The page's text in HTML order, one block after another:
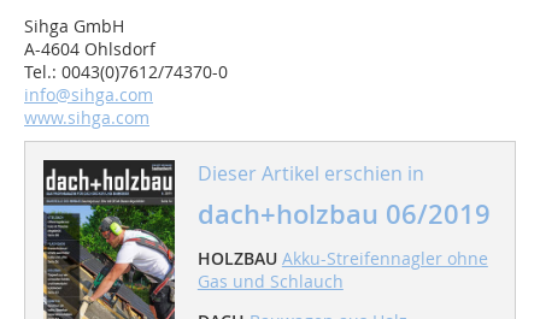
Sihga GmbH
A-4604 Ohlsdorf
Tel.: 0043(0)7612/74370-0
info@sihga.com
www.sihga.com
Dieser Artikel erschien in
dach+holzbau 06/2019
HOLZBAU Akku-Streifennagler ohne
Gas und Schlauch